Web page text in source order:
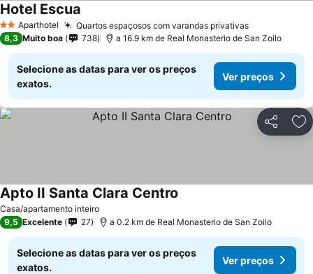
2 EstrelasAparthotel Quartos espaçosos com varandas privativasVer preços
Hotel Escua
8,3 Muito boa 738 a 16.9 km de Real Monasterio de San Zoilo
Selecione as datas para ver os preços
exatos.
Ver preços
Partilhar
Casa/apartamento inteiro
Apto II Santa Clara Centro
9,5 Excelente 27 a 0.2 km de Real Monasterio de San Zoilo
Selecione as datas para ver os preços
exatos.
Ver preços